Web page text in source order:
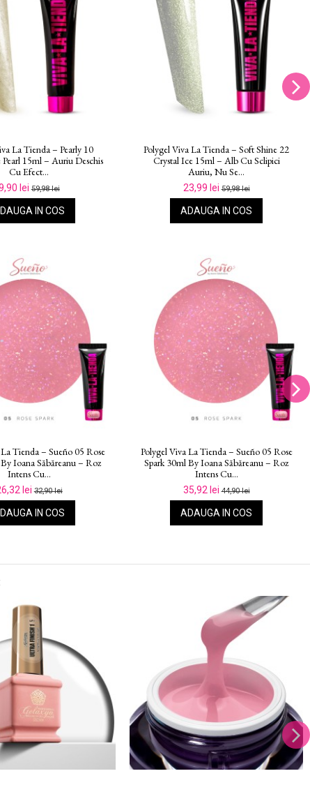
La Tienda Prosecco 07 -
- 15ml – Roz Sofisticat,
Rezistență...
59,98 lei
DETALII
Polygel Viva La Tienda – Candy Vibes
15 Electric Pink 15ml – Roz Fermecător
Vibrant, Nu...
59,98 lei
DETALII
Tienda – Sueño 07 Pink
Ioana Săbăreanu – Roz Pal
Cu...
lei44,90 lei
IN COS
Polygel Viva La Tienda – Sueño 08
Coral Kiss 15ml By Ioana Săbăreanu –
Roz Intens Cu...
26,32 lei32,90 lei
ADAUGA IN COS